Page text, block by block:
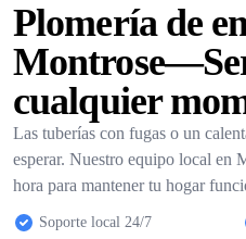
Plomería de
cualquier
Las tuberías con fugas o un
esperar. Nuestro equipo local en
hora para mantener tu hogar
Soporte local 24/7